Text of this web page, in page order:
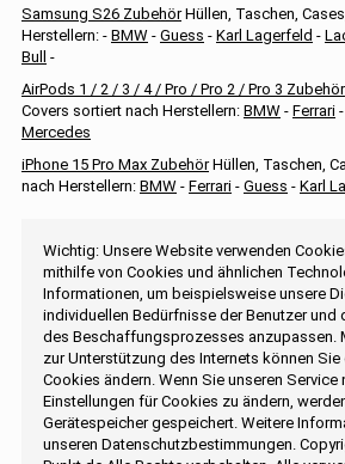
Samsung S26 ZubehörHüllen, Taschen,
Herstellern: - BMW - Guess - Karl Lagerfeld -
Bull
-
AirPods 1 / 2 / 3 / 4 / Pro / Pro 2 / Pro 3 Zubehör
Covers sortiert nach Herstellern: BMW - Ferrari -
Mercedes
iPhone 15 Pro Max ZubehörHüllen, Taschen,
nach Herstellern: BMW - Ferrari - Guess - Karl
Wichtig: Unsere Website verwenden
mithilfe von Cookies und ähnlichen
Informationen, um beispielsweise unsere
individuellen Bedürfnisse der Benutzer und
des Beschaffungsprozesses anzupassen.
zur Unterstützung des Internets können
Cookies ändern. Wenn Sie unseren Service
Einstellungen für Cookies zu ändern,
Gerätespeicher gespeichert. Weitere
unseren Datenschutzbestimmungen.